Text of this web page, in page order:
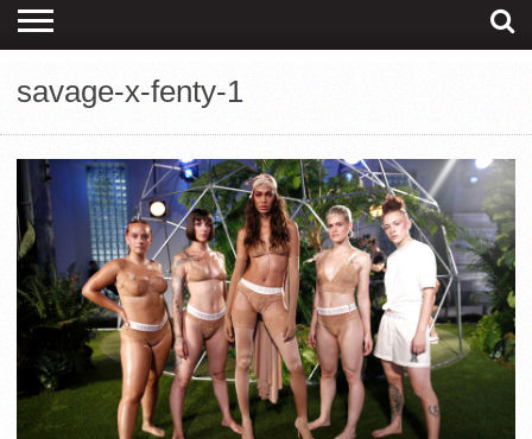
savage-x-fenty-1